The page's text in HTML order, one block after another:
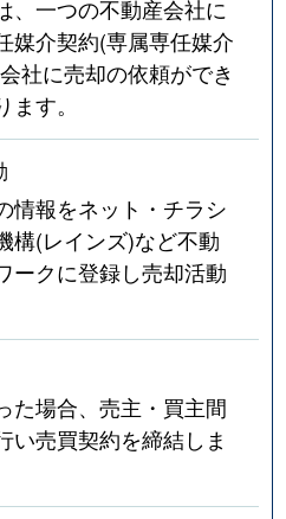
、一つの不動産会社に
媒介契約(専属専任媒介
社に売却の依頼ができ
す。
情報をネット・チラシ
構(レインズ)など不動
ークに登録し売却活動
た場合、売主・買主間
い売買契約を締結しま